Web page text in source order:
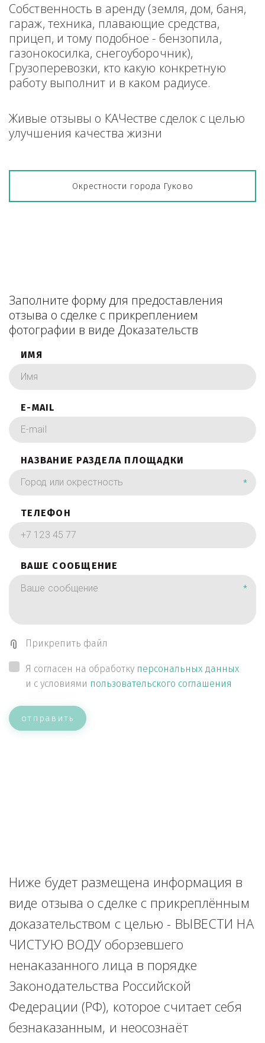
Собственность в аренду (земля, дом, баня,
гараж, техника, плавающие средства,
прицеп, и тому подобное - бензопила,
газонокосилка, снегоуборочник),
Грузоперевозки, кто какую конкретную
работу выполнит и в каком радиусе.
Живые отзывы о КАЧестве сделок с целью
улучшения качества жизни
Окрестности города Гуково
Заполните форму для предоставления
отзыва о сделке с прикреплением
фотографии в виде Доказательств
ИМЯ
E-MAIL
НАЗВАНИЕ РАЗДЕЛА ПЛОЩАДКИ
*
ТЕЛЕФОН
ВАШЕ СООБЩЕНИЕ
*
Прикрепить файл
Я согласен на обработку персональных данных
и с условиями пользовательского соглашения
отправить
Ниже будет размещена информация в
виде отзыва о сделке с прикреплённым
доказательством с целью - ВЫВЕСТИ НА
ЧИСТУЮ ВОДУ оборзевшего
ненаказанного лица в порядке
Законодательства Российской
Федерации (РФ), которое считает себя
безнаказанным, и неосознаёт